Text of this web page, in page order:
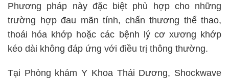
Phương pháp này đặc biệt phù hợp cho những
trường hợp đau mãn tính, chấn thương thể thao,
thoái hóa khớp hoặc các bệnh lý cơ xương khớp
kéo dài không đáp ứng với điều trị thông thường.
Tại Phòng khám Y Khoa Thái Dương, Shockwave